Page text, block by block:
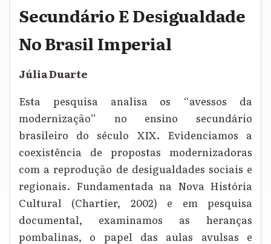
Secundário E Desigualdade
No Brasil Imperial
Júlia Duarte
Esta pesquisa analisa os “avessos da
modernização” no ensino secundário
brasileiro do século XIX. Evidenciamos a
coexistência de propostas modernizadoras
com a reprodução de desigualdades sociais e
regionais. Fundamentada na Nova História
Cultural (Chartier, 2002) e em pesquisa
documental, examinamos as heranças
pombalinas, o papel das aulas avulsas e